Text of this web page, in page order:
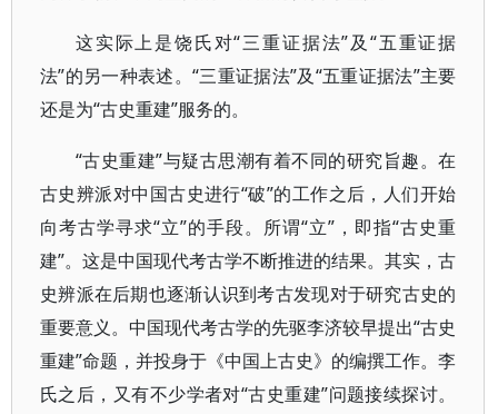
这实际上是饶氏对“三重证据法”及“五重证据
法”的另一种表述。“三重证据法”及“五重证据法”主要
还是为“古史重建”服务的。
“古史重建”与疑古思潮有着不同的研究旨趣。在
古史辨派对中国古史进行“破”的工作之后，人们开始
向考古学寻求“立”的手段。所谓“立”，即指“古史重
建”。这是中国现代考古学不断推进的结果。其实，古
史辨派在后期也逐渐认识到考古发现对于研究古史的
重要意义。中国现代考古学的先驱李济较早提出“古史
重建”命题，并投身于《中国上古史》的编撰工作。李
氏之后，又有不少学者对“古史重建”问题接续探讨。